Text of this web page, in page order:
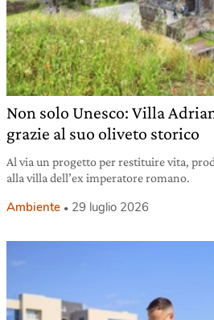
Non solo Unesco: Villa
grazie al suo oliveto storico
Al via un progetto per restituire vita,
alla villa dell’ex imperatore romano.
Ambiente 29 luglio 2026